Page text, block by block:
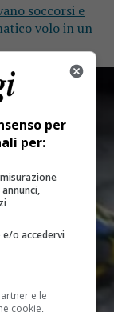
soccorsi e
volo in un
per
per:
o accedervi
e le
cookie,